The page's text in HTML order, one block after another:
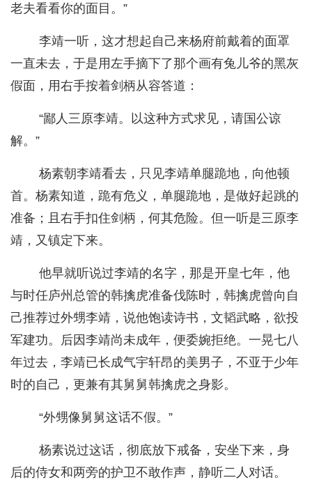
老夫看看你的面目。”
李靖一听，这才想起自己来杨府前戴着的面罩
一直未去，于是用左手摘下了那个画有兔儿爷的黑灰
假面，用右手按着剑柄从容答道：
“鄙人三原李靖。以这种方式求见，请国公谅
解。”
杨素朝李靖看去，只见李靖单腿跪地，向他顿
首。杨素知道，跪有危义，单腿跪地，是做好起跳的
准备；且右手扣住剑柄，何其危险。但一听是三原李
靖，又镇定下来。
他早就听说过李靖的名字，那是开皇七年，他
与时任庐州总管的韩擒虎准备伐陈时，韩擒虎曾向自
己推荐过外甥李靖，说他饱读诗书，文韬武略，欲投
军建功。后因李靖尚未成年，便委婉拒绝。一晃七八
年过去，李靖已长成气宇轩昂的美男子，不亚于少年
时的自己，更兼有其舅舅韩擒虎之身影。
“外甥像舅舅这话不假。”
杨素说过这话，彻底放下戒备，安坐下来，身
后的侍女和两旁的护卫不敢作声，静听二人对话。